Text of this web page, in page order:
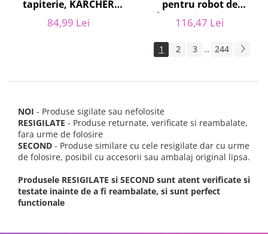
tapiterie, KARCHER
9.012-278.0, SE4001,
SE4002, SE5100 si SE6100
84,99 Lei
pentru robot de
bucatarie / mixer,
KITCHENAID 2403092
116,47 Lei
1 2 3 ... 244
NOI - Produse sigilate sau nefolosite
RESIGILATE - Produse returnate, verificate si reambalate,
fara urme de folosire
SECOND - Produse similare cu cele resigilate dar cu urme
de folosire, posibil cu accesorii sau ambalaj original lipsa.
Produsele RESIGILATE si SECOND sunt atent verificate si
testate inainte de a fi reambalate, si sunt perfect
functionale